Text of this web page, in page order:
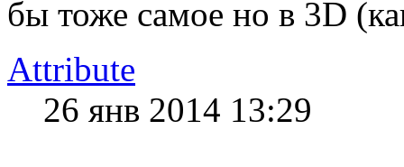
бы тоже самое но в 3D
Attribute
26 янв 2014 13:29